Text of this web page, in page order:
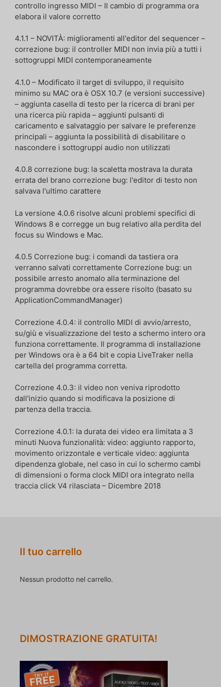
controllo ingresso MIDI – Il cambio di programma ora
elabora il valore corretto
4.1.1 – NOVITÀ: miglioramenti all'editor del sequencer –
correzione bug: il controller MIDI non invia più a tutti i
sottogruppi MIDI contemporaneamente
4.1.0 – Modificato il target di sviluppo, il requisito
minimo su MAC ora è OSX 10.7 (e versioni successive)
– aggiunta casella di testo per la ricerca di brani per
una ricerca più rapida – aggiunti pulsanti di
caricamento e salvataggio per salvare le preferenze
principali – aggiunta la possibilità di disabilitare o
nascondere i sottogruppi audio non utilizzati
4.0.8 correzione bug: la scaletta mostrava la durata
errata del brano correzione bug: l'editor di testo non
salvava l'ultimo carattere
La versione 4.0.6 risolve alcuni problemi specifici di
Windows 8 e corregge un bug relativo alla perdita del
focus su Windows e Mac.
4.0.5 Correzione bug: i comandi da tastiera ora
verranno salvati correttamente Correzione bug: un
possibile arresto anomalo alla terminazione del
programma dovrebbe ora essere risolto (basato su
ApplicationCommandManager)
Correzione 4.0.4: il controllo MIDI di avvio/arresto,
su/giù e visualizzazione del testo a schermo intero ora
funziona correttamente. Il programma di installazione
per Windows ora è a 64 bit e copia LiveTraker nella
cartella del programma corretta.
Correzione 4.0.3: il video non veniva riprodotto
dall'inizio quando si modificava la posizione di
partenza della traccia.
Correzione 4.0.1: la durata dei video era limitata a 3
minuti Nuova funzionalità: video: aggiunto rapporto,
movimento orizzontale e verticale video: aggiunta
dipendenza globale, nel caso in cui lo schermo cambi
di dimensioni o forma clock MIDI ora integrato nella
traccia click V4 rilasciata – Dicembre 2018
Il tuo carrello
Nessun prodotto nel carrello.
DIMOSTRAZIONE GRATUITA!